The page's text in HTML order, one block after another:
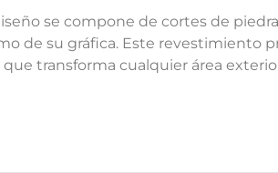
se compone de cortes de
de su gráfica. Este revestimiento
transforma cualquier área